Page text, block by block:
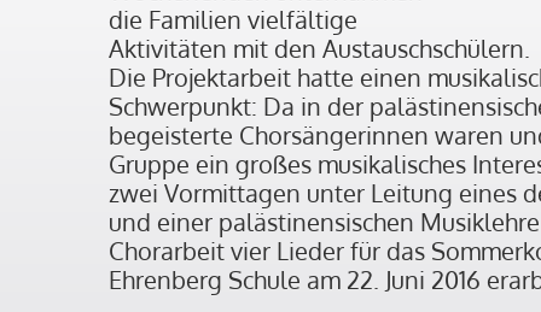
die Familien vielfältige
Aktivitäten mit den Austauschschülern.
Die Projektarbeit hatte einen
Schwerpunkt: Da in der
begeisterte Chorsängerinnen waren
Gruppe ein großes musikalisches
zwei Vormittagen unter Leitung eines
und einer palästinensischen
Chorarbeit vier Lieder für das
Ehrenberg Schule am 22. Juni 2016